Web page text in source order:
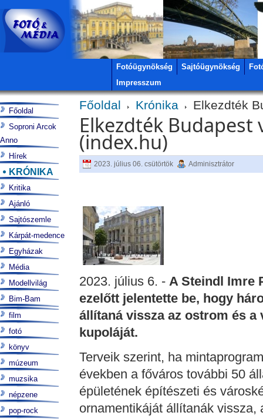
Fotóügynökség Sajtóügynökség
Impresszum
Főoldal Krónika Elkezdték
Elkezdték
(index.hu)
2023. július 06. csütörtök Adminisztrátor
2023. július 6. - A Steindl Imre
ezelőtt jelentette be, hogy
állítaná vissza az ostrom és
kupoláját.
Terveik szerint, ha
években a főváros további 50
épületének építészeti és
ornamentikáját állítanák vissza,
Főoldal
Soproni Arcok
Anno
Hírek
KRÓNIKA
Kritika
Ajánló
Sajtószemle
Kárpát-medence
Egyházak
Média
Modellvilág
Bim-Bam
film
fotó
könyv
múzeum
muzsika
népzene
pop-rock